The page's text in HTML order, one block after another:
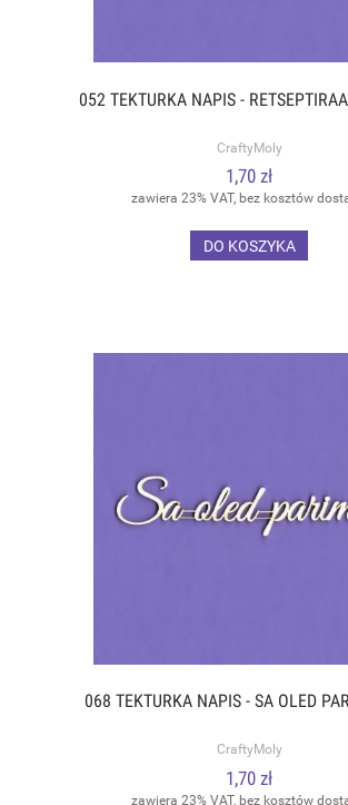
052 TEKTURKA NAPIS -
CraftyMoly
1,70 zł
zawiera 23% VAT, bez kosztów
DO KOSZYKA
068 TEKTURKA NAPIS - SA OLED
CraftyMoly
1,70 zł
zawiera 23% VAT, bez kosztów